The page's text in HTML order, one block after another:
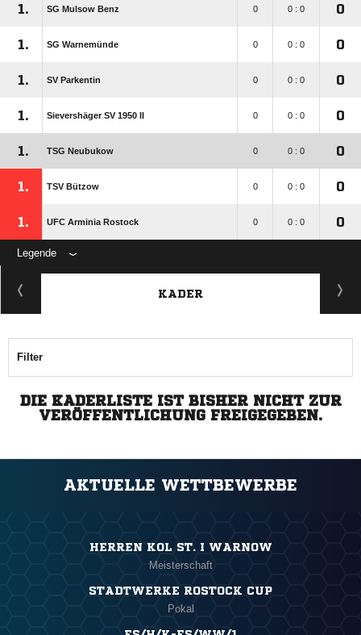
1. SG Mulsow Benz 0 0 : 0 0
1. SG Warnemünde 0 0 : 0 0
1. SV Parkentin 0 0 : 0 0
1. Sievershäger SV 1950 II 0 0 : 0 0
1. TSG Neubukow 0 0 : 0 0
1. TSV Bützow 0 0 : 0 0
1. UFC Arminia Rostock 0 0 : 0 0
Legende
KADER
Filter
DIE KADERLISTE IST BISHER NICHT ZUR
VERÖFFENTLICHUNG FREIGEGEBEN.
AKTUELLE WETTBEWERBE
HERREN KOL ST. I WARNOW
Meisterschaft
STADTWERKE ROSTOCK CUP
Pokal